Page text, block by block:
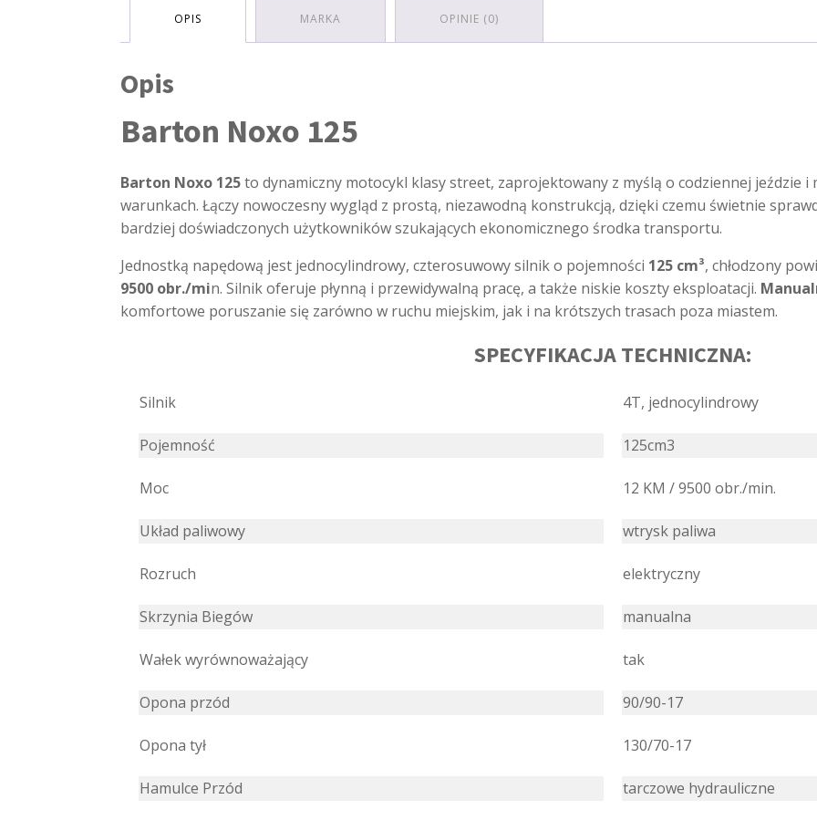
OPIS MARKA OPINIE (0)
Opis
Barton Noxo 125
Barton Noxo 125to dynamiczny motocykl klasy street, zaprojektowany z myślą o codziennej jeździe i
warunkach. Łączy nowoczesny wygląd z prostą, niezawodną konstrukcją, dzięki czemu świetnie
bardziej doświadczonych użytkowników szukających ekonomicznego środka transportu.
Jednostką napędową jest jednocylindrowy, czterosuwowy silnik o pojemności 125 cm³, chłodzony
9500 obr./min. Silnik oferuje płynną i przewidywalną pracę, a także niskie koszty eksploatacji.
komfortowe poruszanie się zarówno w ruchu miejskim, jak i na krótszych trasach poza miastem.
SPECYFIKACJA TECHNICZNA:
Silnik 4T, jednocylindrowy
Pojemność 125cm3
Moc 12 KM / 9500 obr./min.
Układ paliwowy wtrysk paliwa
Rozruch elektryczny
Skrzynia Biegów manualna
Wałek wyrównoważający tak
Opona przód 90/90-17
Opona tył 130/70-17
Hamulce Przód tarczowe hydrauliczne